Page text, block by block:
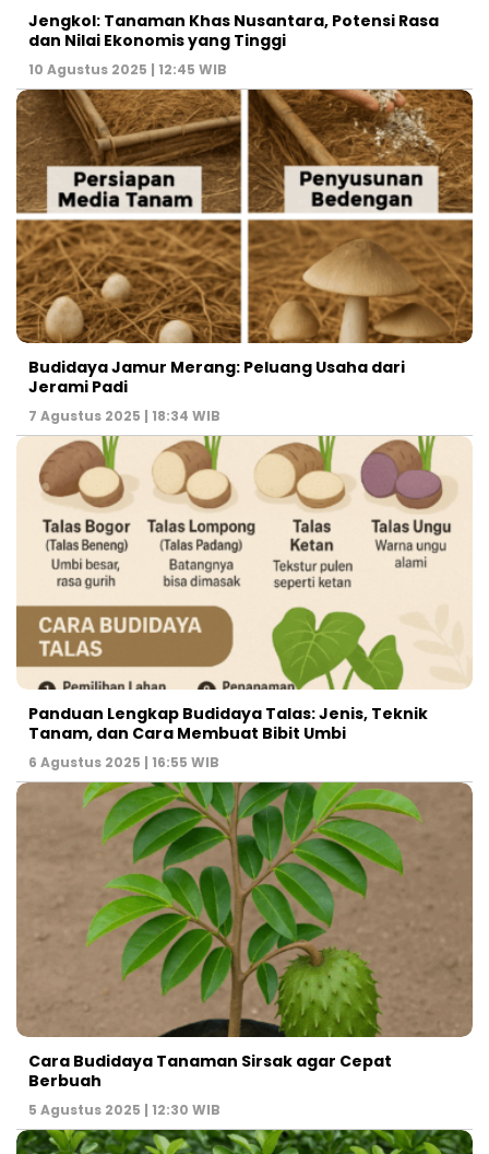
Jengkol: Tanaman Khas Nusantara, Potensi Rasa
dan Nilai Ekonomis yang Tinggi
10 Agustus 2025 | 12:45 WIB
Budidaya Jamur Merang: Peluang Usaha dari
Jerami Padi
7 Agustus 2025 | 18:34 WIB
Panduan Lengkap Budidaya Talas: Jenis, Teknik
Tanam, dan Cara Membuat Bibit Umbi
6 Agustus 2025 | 16:55 WIB
Cara Budidaya Tanaman Sirsak agar Cepat
Berbuah
5 Agustus 2025 | 12:30 WIB